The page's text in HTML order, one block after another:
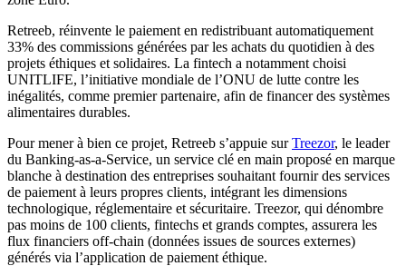
Retreeb, réinvente le paiement en redistribuant automatiquement
33% des commissions générées par les achats du quotidien à des
projets éthiques et solidaires. La fintech a notamment choisi
UNITLIFE, l’initiative mondiale de l’ONU de lutte contre les
inégalités, comme premier partenaire, afin de financer des systèmes
alimentaires durables.
Pour mener à bien ce projet, Retreeb s’appuie surTreezor, le leader
du Banking-as-a-Service, un service clé en main proposé en marque
blanche à destination des entreprises souhaitant fournir des services
de paiement à leurs propres clients, intégrant les dimensions
technologique, réglementaire et sécuritaire. Treezor, qui dénombre
pas moins de 100 clients, fintechs et grands comptes, assurera les
flux financiers off-chain (données issues de sources externes)
générés via l’application de paiement éthique.